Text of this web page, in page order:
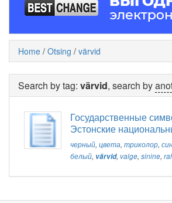
Home / Otsing / värvid
Search by tag: värvid, search by
Государственные
Эстонские
черный, цвета, триколор,
белый, värvid, valge, sinine,